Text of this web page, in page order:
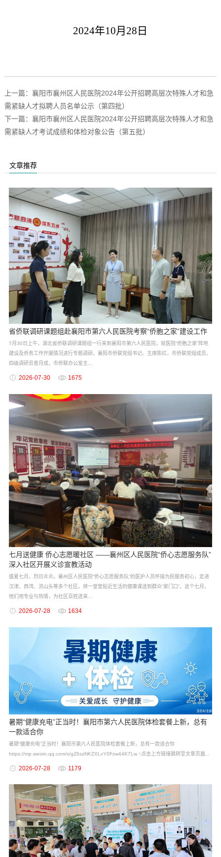
2024年10月28日
上一篇：襄阳市襄州区人民医院2024年公开招聘高层次特殊人才和急
需紧缺人才拟聘人员名单公示（第四批）
下一篇：襄阳市襄州区人民医院2024年公开招聘高层次特殊人才和急
需紧缺人才考试成绩和体检对象公告（第五批）
文章推荐
省侨联调研课题组赴襄阳市第六人民医院考察“侨胞之家”建设工作
7月30日上午，湖北省侨联调研课题组一行来到襄阳市第六人民医院，就医院“侨胞之家”阵地
建设及侨务工作开展情况进行专题调研。襄阳市侨联党组书记、主席陈红，市侨联党组成员、
四级调研员曾月成，市侨联办公室主...
2026-07-30 1675
七月送健康 侨心志愿暖社区 ——襄州区人民医院“侨心志愿服务队”
深入社区开展义诊宣教活动
盛夏七月，烈日炎炎。襄州区人民医院“侨心志愿服务队”的医护人员怀揣为民服务初心，走进
汉津、西湾、洪山头等多个社区，将一堂堂贴近生活的健康课送到群众“家门口”。这个七月，
他们用专业与热情，为社区百姓送来...
2026-07-28 1634
暑期“健康充电”正当时！襄阳市第六人民医院体检套餐上新，总有
一款适合你
暑期“健康充电”正当时！襄阳市第六人民医院体检套餐上新，总有一款适合你
https://mp.weixin.qq.com/s/gZ6szNKZXLxY0Fzw44K7Lw ↑点击上方链接跳转至文章页面...
2026-07-28 1179